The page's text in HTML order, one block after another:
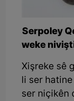
Serpoley
weke
Xişreke sê
li ser
ser niçikên